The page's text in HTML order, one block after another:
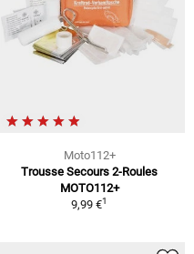
Moto112+
Trousse Secours 2-Roules
MOTO112+
9,99 €1